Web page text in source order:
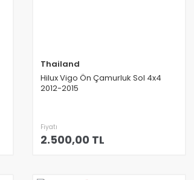
Thailand
Hilux Vigo Ön Çamurluk Sol 4x4
2012-2015
Fiyatı
2.500,00 TL